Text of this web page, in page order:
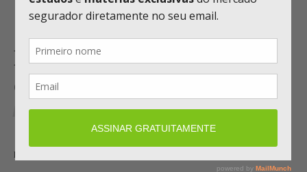
MDS é a corretora de seguros
oficial do Baile da Vogue 2023
CONTEÚDO DE MARCAS CORRETORES
por